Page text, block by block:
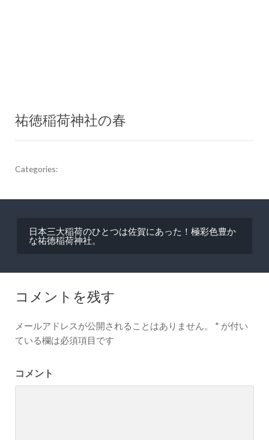
祐徳稲荷神社の春
Categories:
ビ
ゲ
ー
シ
ョ
日本三大稲荷のひとつは佐賀にあった！極彩色豊か
な祐徳稲荷神社。
コメントを残す
メールアドレスが公開されることはありません。 * が付い
ている欄は必須項目です
コメント